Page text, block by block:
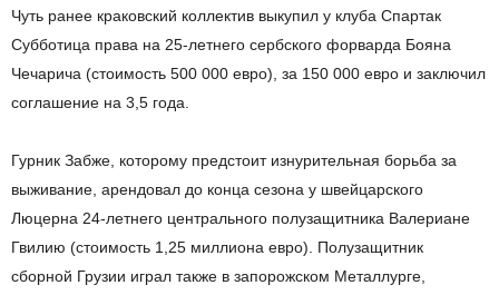
Чуть ранее краковский коллектив выкупил у клуба Спартак
Субботица права на 25-летнего сербского форварда Бояна
Чечарича (стоимость 500 000 евро), за 150 000 евро и заключил
соглашение на 3,5 года.
Гурник Забже, которому предстоит изнурительная борьба за
выживание, арендовал до конца сезона у швейцарского
Люцерна 24-летнего центрального полузащитника Валериане
Гвилию (стоимость 1,25 миллиона евро). Полузащитник
сборной Грузии играл также в запорожском Металлурге,